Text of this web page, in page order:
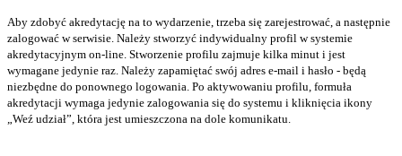
Aby zdobyć akredytację na to wydarzenie, trzeba się zarejestrować, a następnie
zalogować w serwisie. Należy stworzyć indywidualny profil w systemie
akredytacyjnym on-line. Stworzenie profilu zajmuje kilka minut i jest
wymagane jedynie raz. Należy zapamiętać swój adres e-mail i hasło - będą
niezbędne do ponownego logowania. Po aktywowaniu profilu, formuła
akredytacji wymaga jedynie zalogowania się do systemu i kliknięcia ikony
„Weź udział”, która jest umieszczona na dole komunikatu.